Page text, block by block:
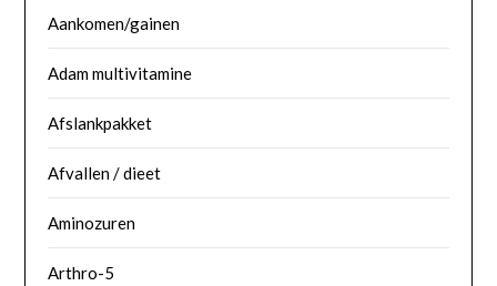
Aankomen/gainen
Adam multivitamine
Afslankpakket
Afvallen / dieet
Aminozuren
Arthro-5